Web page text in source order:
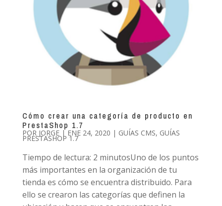
Cómo crear una categoría de producto en
PrestaShop 1.7
POR JORGE| ENE 24, 2020 | GUÍAS CMS, GUÍAS
PRESTASHOP 1.7
Tiempo de lectura: 2 minutosUno de los puntos
más importantes en la organización de tu
tienda es cómo se encuentra distribuido. Para
ello se crearon las categorías que definen la